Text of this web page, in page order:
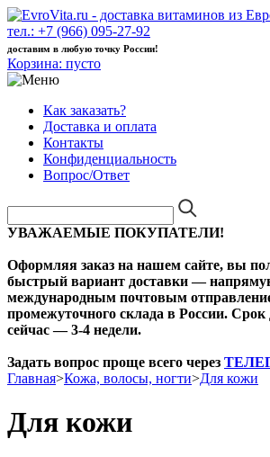
тел.: +7 (966) 095-27-92
доставим в любую точку России!
Корзина: пусто
Как заказать?
Доставка и оплата
Контакты
Конфиденциальность
Вопрос/Ответ
УВАЖАЕМЫЕ ПОКУПАТЕЛИ!
Оформляя заказ на нашем сайте, вы
быстрый вариант доставки —
международным почтовым
промежуточного склада в России. Срок
сейчас — 3-4 недели.
Задать вопрос проще всего через
Главная>Кожа, волосы, ногти>Для кожи
Для кожи